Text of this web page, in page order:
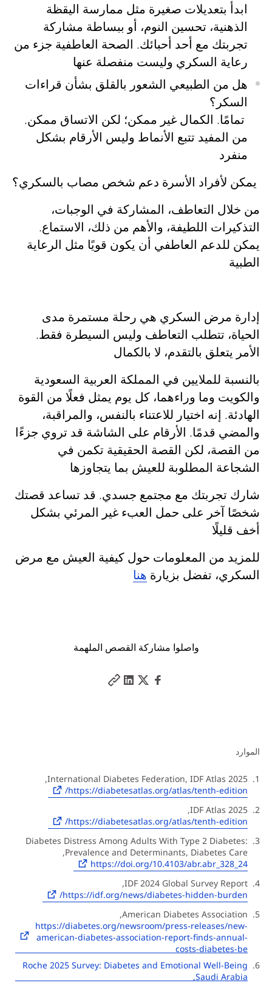
ابدأ بتعديلات صغيرة مثل ممارسة اليقظة
الذهنية، تحسين النوم، أو ببساطة مشاركة
تجربتك مع أحد أحبائك. الصحة العاطفية جزء من
رعاية السكري وليست منفصلة عنها
هل من الطبيعي الشعور بالقلق بشأن قراءات
السكر؟
تمامًا. الكمال غير ممكن؛ لكن الاتساق ممكن.
من المفيد تتبع الأنماط وليس الأرقام بشكل
منفرد
يمكن لأفراد الأسرة دعم شخص مصاب بالسكري؟
من خلال التعاطف، المشاركة في الوجبات،
التذكيرات اللطيفة، والأهم من ذلك، الاستماع.
يمكن للدعم العاطفي أن يكون قويًا مثل الرعاية
الطبية
إدارة مرض السكري هي رحلة مستمرة مدى
الحياة، تتطلب التعاطف وليس السيطرة فقط.
الأمر يتعلق بالتقدم، لا بالكمال
بالنسبة للملايين في المملكة العربية السعودية
والكويت وما وراءهما، كل يوم يمثل فعلًا من القوة
الهادئة. إنه اختيار للاعتناء بالنفس، والمراقبة،
والمضي قدمًا. الأرقام على الشاشة قد تروي جزءًا
من القصة، لكن القصة الحقيقية تكمن في
الشجاعة المطلوبة للعيش بما يتجاوزها
شارك تجربتك مع مجتمع جسدي. قد تساعد قصتك
شخصًا آخر على حمل العبء غير المرئي بشكل
أخف قليلًا
للمزيد من المعلومات حول كيفية العيش مع مرض
السكري، تفضل بزيارة هنا
واصلوا مشاركة القصص الملهمة
الموارد
International Diabetes Federation, IDF Atlas 2025,
https://diabetesatlas.org/atlas/tenth-edition/
IDF Atlas 2025,
https://diabetesatlas.org/atlas/tenth-edition/
Diabetes Distress Among Adults With Type 2 Diabetes:
Prevalence and Determinants, Diabetes Care,
https://doi.org/10.4103/abr.abr_328_24
IDF 2024 Global Survey Report,
https://idf.org/news/diabetes-hidden-burden/
American Diabetes Association,
https://diabetes.org/newsroom/press-releases/new-
american-diabetes-association-report-finds-annual-
costs-diabetes-be
Roche 2025 Survey: Diabetes and Emotional Well-Being
Saudi Arabia,